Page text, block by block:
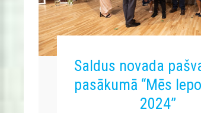
Saldus novada
pasākumā “Mēs
2024”